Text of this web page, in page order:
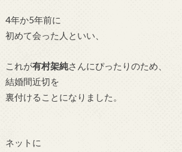
4年か5年前に
初めて会った人といい、
これが有村架純さんにぴったりのため、
結婚間近切を
裏付けることになりました。
ネットに